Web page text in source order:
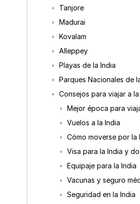
Tanjore
Madurai
Kovalam
Alleppey
Playas de la India
Parques Nacionales de
Consejos para viajar a la
Mejor época para
Vuelos a la India
Cómo moverse por la
Visa para la India y
Equipaje para la India
Vacunas y seguro
Seguridad en la India